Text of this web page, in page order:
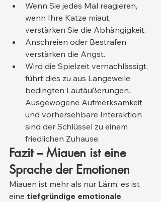
Wenn Sie jedes Mal reagieren,
wenn Ihre Katze miaut,
verstärken Sie die Abhängigkeit.
Anschreien oder Bestrafen
verstärken die Angst.
Wird die Spielzeit vernachlässigt,
führt dies zu aus Langeweile
bedingten Lautäußerungen.
Ausgewogene Aufmerksamkeit
und vorhersehbare Interaktion
sind der Schlüssel zu einem
friedlichen Zuhause.
Fazit – Miauen ist eine
Sprache der Emotionen
Miauen ist mehr als nur Lärm; es ist
eine tiefgründige emotionale